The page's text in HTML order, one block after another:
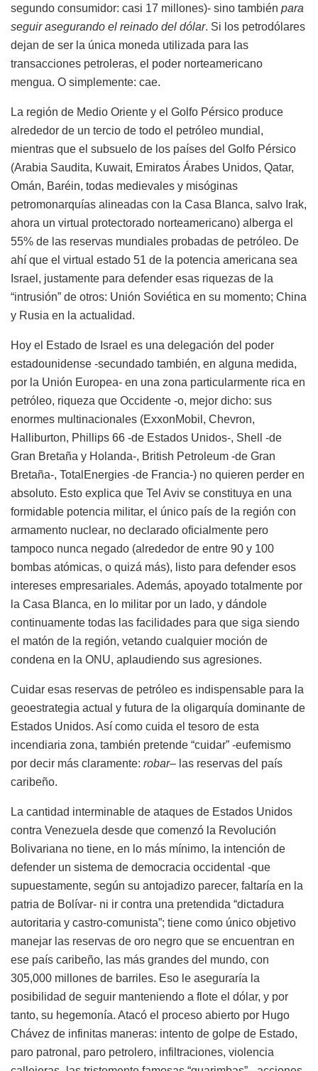
segundo consumidor: casi 17 millones)- sino también para
seguir asegurando el reinado del dólar. Si los petrodólares
dejan de ser la única moneda utilizada para las
transacciones petroleras, el poder norteamericano
mengua. O simplemente: cae.
La región de Medio Oriente y el Golfo Pérsico produce
alrededor de un tercio de todo el petróleo mundial,
mientras que el subsuelo de los países del Golfo Pérsico
(Arabia Saudita, Kuwait, Emiratos Árabes Unidos, Qatar,
Omán, Baréin, todas medievales y misóginas
petromonarquías alineadas con la Casa Blanca, salvo Irak,
ahora un virtual protectorado norteamericano) alberga el
55% de las reservas mundiales probadas de petróleo. De
ahí que el virtual estado 51 de la potencia americana sea
Israel, justamente para defender esas riquezas de la
“intrusión” de otros: Unión Soviética en su momento; China
y Rusia en la actualidad.
Hoy el Estado de Israel es una delegación del poder
estadounidense -secundado también, en alguna medida,
por la Unión Europea- en una zona particularmente rica en
petróleo, riqueza que Occidente -o, mejor dicho: sus
enormes multinacionales (ExxonMobil, Chevron,
Halliburton, Phillips 66 -de Estados Unidos-, Shell -de
Gran Bretaña y Holanda-, British Petroleum -de Gran
Bretaña-, TotalEnergies -de Francia-) no quieren perder en
absoluto. Esto explica que Tel Aviv se constituya en una
formidable potencia militar, el único país de la región con
armamento nuclear, no declarado oficialmente pero
tampoco nunca negado (alrededor de entre 90 y 100
bombas atómicas, o quizá más), listo para defender esos
intereses empresariales. Además, apoyado totalmente por
la Casa Blanca, en lo militar por un lado, y dándole
continuamente todas las facilidades para que siga siendo
el matón de la región, vetando cualquier moción de
condena en la ONU, aplaudiendo sus agresiones.
Cuidar esas reservas de petróleo es indispensable para la
geoestrategia actual y futura de la oligarquía dominante de
Estados Unidos. Así como cuida el tesoro de esta
incendiaria zona, también pretende “cuidar” -eufemismo
por decir más claramente: robar– las reservas del país
caribeño.
La cantidad interminable de ataques de Estados Unidos
contra Venezuela desde que comenzó la Revolución
Bolivariana no tiene, en lo más mínimo, la intención de
defender un sistema de democracia occidental -que
supuestamente, según su antojadizo parecer, faltaría en la
patria de Bolívar- ni ir contra una pretendida “dictadura
autoritaria y castro-comunista”; tiene como único objetivo
manejar las reservas de oro negro que se encuentran en
ese país caribeño, las más grandes del mundo, con
305,000 millones de barriles. Eso le aseguraría la
posibilidad de seguir manteniendo a flote el dólar, y por
tanto, su hegemonía. Atacó el proceso abierto por Hugo
Chávez de infinitas maneras: intento de golpe de Estado,
paro patronal, paro petrolero, infiltraciones, violencia